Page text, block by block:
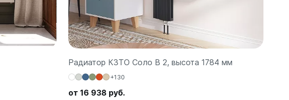
Радиатор КЗТО Соло В 2, высота 1784 мм
+130
от 16 938 руб.